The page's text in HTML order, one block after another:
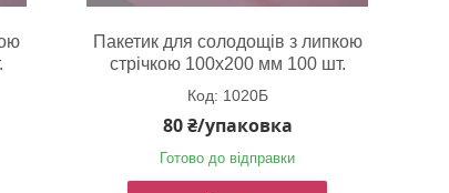
Пакетик для солодощів з липкою
стрічкою 100х200 мм 100 шт.
1020Б
80 ₴/упаковка
Готово до відправки